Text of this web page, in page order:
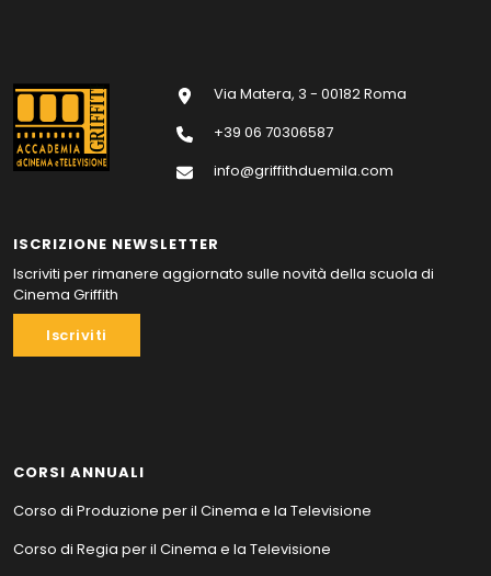
Via Matera, 3 - 00182 Roma
+39 06 70306587
info@griffithduemila.com
ISCRIZIONE NEWSLETTER
Iscriviti per rimanere aggiornato sulle novità della scuola di
Cinema Griffith
Iscriviti
CORSI ANNUALI
Corso di Produzione per il Cinema e la Televisione
Corso di Regia per il Cinema e la Televisione